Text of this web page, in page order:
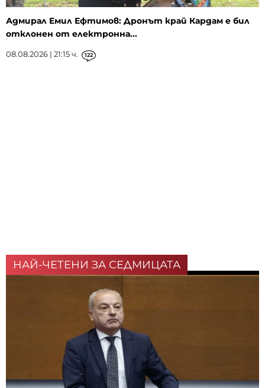
Адмирал Емил Ефтимов: Дронът край Кардам е бил
отклонен от електронна...
08.08.2026 | 21:15 ч. 122
НАЙ-ЧЕТЕНИ ЗА СЕДМИЦАТА